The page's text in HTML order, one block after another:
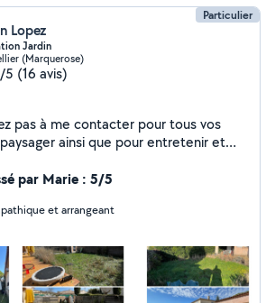
Particulier
Lopez
Jardin
(Marquerose)
5 (16 avis)
ainsi que pour entretenir et
terrasse en appartement avec vue
par Marie : 5/5
et arrangeant